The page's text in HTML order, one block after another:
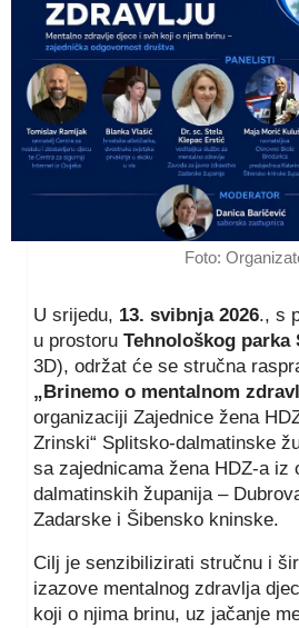
Foto:
U srijedu, 13. svibnja 2026., s
u prostoru Tehnološkog parka
3D), održat će se stručna
„Brinemo o mentalnom
organizaciji Zajednice žena
Zrinski“ Splitsko-dalmatinske
sa zajednicama žena HDZ-a iz
dalmatinskih županija –
Zadarske i Šibensko kninske.
Cilj je senzibilizirati stručnu i
izazove mentalnog zdravlja
koji o njima brinu, uz jačanje